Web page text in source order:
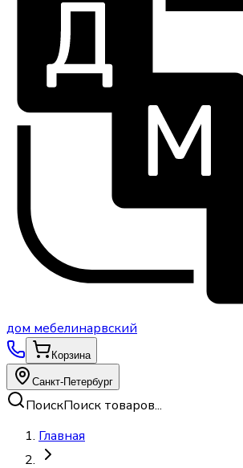
дом мебелинарвский
Корзина
Санкт-Петербург
ПоискПоиск товаров...
Главная